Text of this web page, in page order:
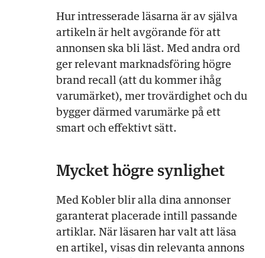
Hur intresserade läsarna är av själva
artikeln är helt avgörande för att
annonsen ska bli läst. Med andra ord
ger relevant marknadsföring högre
brand recall (att du kommer ihåg
varumärket), mer trovärdighet och du
bygger därmed varumärke på ett
smart och effektivt sätt.
Mycket högre synlighet
Med Kobler blir alla dina annonser
garanterat placerade intill passande
artiklar. När läsaren har valt att läsa
en artikel, visas din relevanta annons